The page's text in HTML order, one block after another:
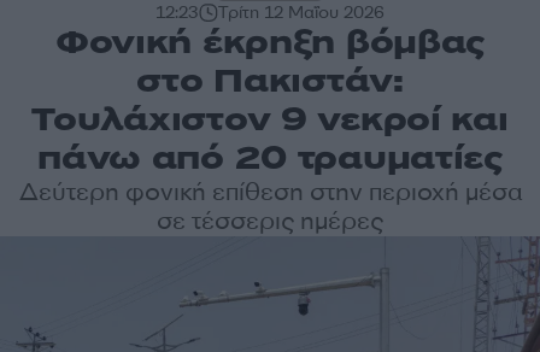
12:23 Τρίτη 12 Μαΐου 2026
Φονική έκρηξη βόμβας
στο Πακιστάν:
Τουλάχιστον 9 νεκροί και
πάνω από 20 τραυματίες
Δεύτερη φονική επίθεση στην περιοχή μέσα
σε τέσσερις ημέρες